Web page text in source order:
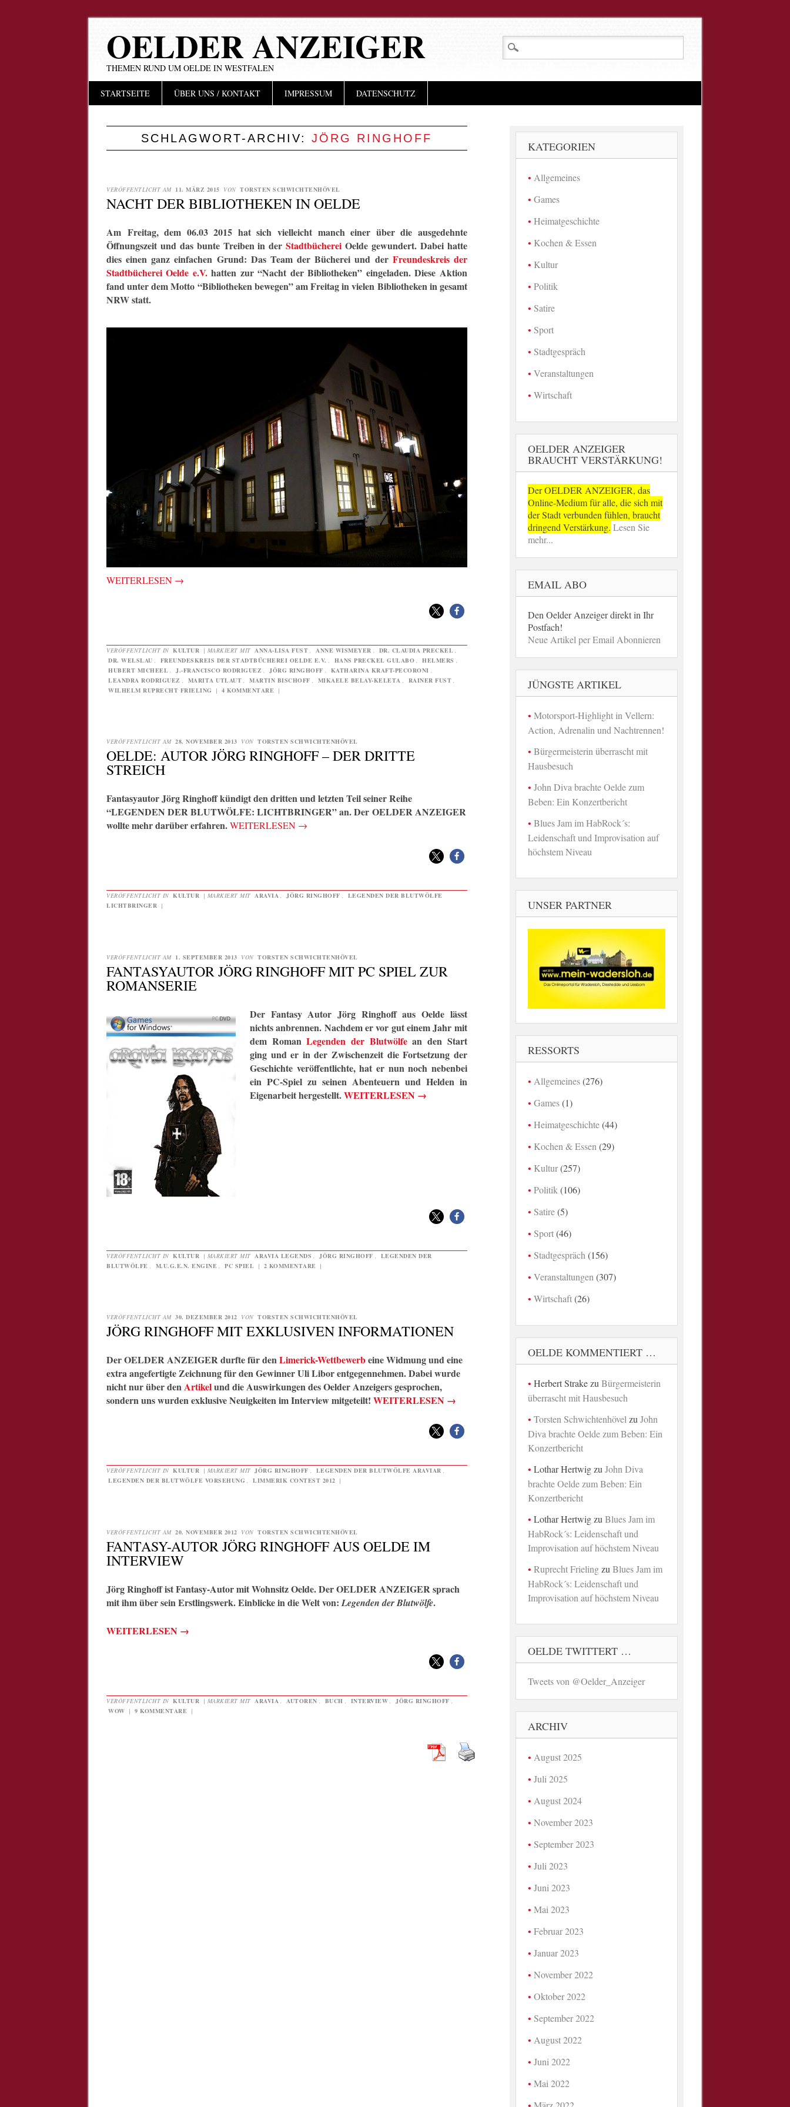
OELDER ANZEIGER
THEMEN RUND UM OELDE IN WESTFALEN
Hauptmenü
InhaltSTARTSEITE ÜBER UNS / KONTAKT IMPRESSUM DATENSCHUTZ
SCHLAGWORT-ARCHIV:JÖRG RINGHOFF
VERÖFFENTLICHT AM 11. MÄRZ 2015 VON TORSTEN SCHWICHTENHÖVEL
NACHT DER BIBLIOTHEKEN IN OELDE
Am Freitag, dem 06.03 2015 hat sich vielleicht manch einer über die ausgedehnte
Öffnungszeit und das bunte Treiben in derStadtbücherei Oelde gewundert. Dabei hatte
dies einen ganz einfachen Grund: Das Team der Bücherei und der Freundeskreis der
Stadtbücherei Oelde e.V.hatten zur “Nacht der Bibliotheken” eingeladen. Diese Aktion
fand unter dem Motto “Bibliotheken bewegen” am Freitag in vielen Bibliotheken in gesamt
NRW statt.
WEITERLESEN →
VERÖFFENTLICHT IN KULTUR | MARKIERT MIT ANNA-LISA FUST , ANNE WISMEYER , DR. CLAUDIA PRECKEL ,
DR. WELSLAU , FREUNDESKREIS DER STADTBÜCHEREI OELDE E.V. , HANS PRECKEL GULABO , HELMERS ,
HUBERT MICHEEL , J.-FRANCISCO RODRIGUEZ , JÖRG RINGHOFF , KATHARINA KRAFT-PECORONI ,
LEANDRA RODRIGUEZ , MARITA UTLAUT , MARTIN BISCHOFF , MIKAELE BELAY-KELETA , RAINER FUST ,
WILHELM RUPRECHT FRIELING
| 4 KOMMENTARE |
VERÖFFENTLICHT AM 28. NOVEMBER 2013 VON TORSTEN SCHWICHTENHÖVEL
OELDE: AUTOR JÖRG RINGHOFF – DER DRITTE
STREICH
Fantasyautor Jörg Ringhoff kündigt den dritten und letzten Teil seiner Reihe
“LEGENDEN DER BLUTWÖLFE: LICHTBRINGER” an. Der OELDER ANZEIGER
wollte mehr darüber erfahren.WEITERLESEN →
VERÖFFENTLICHT IN KULTUR | MARKIERT MIT ARAVIA , JÖRG RINGHOFF ,
LEGENDEN DER BLUTWÖLFE
LICHTBRINGER |
VERÖFFENTLICHT AM 1. SEPTEMBER 2013 VON TORSTEN SCHWICHTENHÖVEL
FANTASYAUTOR JÖRG RINGHOFF MIT PC SPIEL ZUR
ROMANSERIE
Der Fantasy Autor Jörg Ringhoff aus Oelde lässt
nichts anbrennen. Nachdem er vor gut einem Jahr mit
dem RomanLegenden der Blutwölfean den Start
ging und er in der Zwischenzeit die Fortsetzung der
Geschichte veröffentlichte, hat er nun noch nebenbei
ein PC-Spiel zu seinen Abenteuern und Helden in
Eigenarbeit hergestellt.WEITERLESEN →
VERÖFFENTLICHT IN KULTUR | MARKIERT MIT ARAVIA LEGENDS , JÖRG RINGHOFF ,
LEGENDEN DER
BLUTWÖLFE , M.U.G.E.N. ENGINE , PC SPIEL | 2 KOMMENTARE |
VERÖFFENTLICHT AM 30. DEZEMBER 2012 VON TORSTEN SCHWICHTENHÖVEL
JÖRG RINGHOFF MIT EXKLUSIVEN INFORMATIONEN
Der OELDER ANZEIGER durfte für denLimerick-Wettbewerbeine Widmung und eine
extra angefertigte Zeichnung für den Gewinner Uli Libor entgegennehmen. Dabei wurde
nicht nur über denArtikelund die Auswirkungen des Oelder Anzeigers gesprochen,
sondern uns wurden exklusive Neuigkeiten im Interview mitgeteilt! WEITERLESEN →
VERÖFFENTLICHT IN KULTUR | MARKIERT MIT JÖRG RINGHOFF , LEGENDEN DER BLUTWÖLFE ARAVIAR ,
LEGENDEN DER BLUTWÖLFE VORSEHUNG , LIMMERIK CONTEST 2012 |
VERÖFFENTLICHT AM 20. NOVEMBER 2012 VON TORSTEN SCHWICHTENHÖVEL
FANTASY-AUTOR JÖRG RINGHOFF AUS OELDE IM
INTERVIEW
Jörg Ringhoff ist Fantasy-Autor mit Wohnsitz Oelde. Der OELDER ANZEIGER sprach
mit ihm über sein Erstlingswerk. Einblicke in die Welt von:Legenden der Blutwölfe.
WEITERLESEN →
VERÖFFENTLICHT IN KULTUR | MARKIERT MIT ARAVIA AUTOREN BUCH INTERVIEW JÖRG RINGHOFF
WOW | 9 KOMMENTARE |
KATEGORIEN
Allgemeines
Games
Heimatgeschichte
Kochen & Essen
Kultur
Politik
Satire
Sport
Stadtgespräch
Veranstaltungen
Wirtschaft
OELDER ANZEIGER
BRAUCHT VERSTÄRKUNG!
Der OELDER ANZEIGER, das
Online-Medium für alle, die sich mit
der Stadt verbunden fühlen, braucht
dringend Verstärkung. Lesen Sie
mehr...
EMAIL ABO
Den Oelder Anzeiger direkt in Ihr
Postfach!
Neue Artikel per Email Abonnieren
JÜNGSTE ARTIKEL
Motorsport-Highlight in Vellern:
Action, Adrenalin und Nachtrennen!
Bürgermeisterin überrascht mit
Hausbesuch
John Diva brachte Oelde zum
Beben: Ein Konzertbericht
Blues Jam im HabRock´s:
Leidenschaft und Improvisation auf
höchstem Niveau
UNSER PARTNER
RESSORTS
Allgemeines(276)
Games(1)
Heimatgeschichte(44)
Kochen & Essen (29)
Kultur(257)
Politik (106)
Satire(5)
Sport(46)
Stadtgespräch (156)
Veranstaltungen (307)
Wirtschaft(26)
OELDE KOMMENTIERT …
Herbert Strakezu Bürgermeisterin
überrascht mit Hausbesuch
Torsten Schwichtenhövel zu John
Diva brachte Oelde zum Beben: Ein
Konzertbericht
Lothar Hertwigzu John Diva
brachte Oelde zum Beben: Ein
Konzertbericht
Lothar Hertwigzu Blues Jam im
HabRock´s: Leidenschaft und
Improvisation auf höchstem Niveau
Ruprecht Frielingzu Blues Jam im
HabRock´s: Leidenschaft und
Improvisation auf höchstem Niveau
OELDE TWITTERT …
Tweets von @Oelder_Anzeiger
ARCHIV
August 2025
Juli 2025
August 2024
November 2023
September 2023
Juli 2023
Juni 2023
Mai 2023
Februar 2023
Januar 2023
November 2022
Oktober 2022
September 2022
August 2022
Juni 2022
Mai 2022